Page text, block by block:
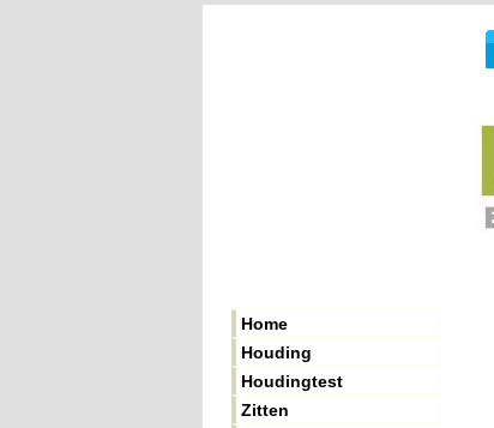
Home
Houding
Houdingtest
Zitten